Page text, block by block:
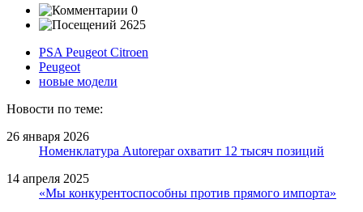
0
2625
PSA Peugeot Citroen
Peugeot
новые модели
Новости по теме:
26 января 2026
Номенклатура Autorepar охватит 12 тысяч позиций
14 апреля 2025
«Мы конкурентоспособны против прямого импорта»